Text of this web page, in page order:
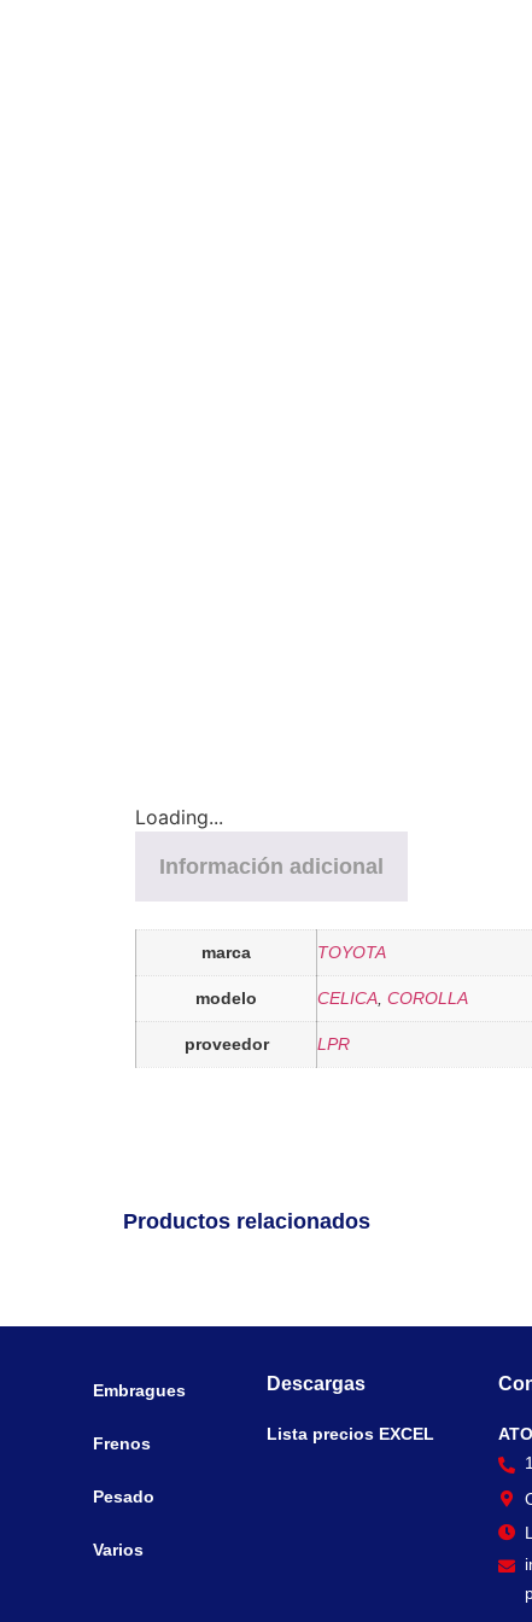
Loading...
Información adicional
marca TOYOTA
modelo CELICA COROLLA
proveedor LPR
Productos relacionados
Embragues
Frenos
Pesado
Varios
Descargas
Lista precios EXCEL